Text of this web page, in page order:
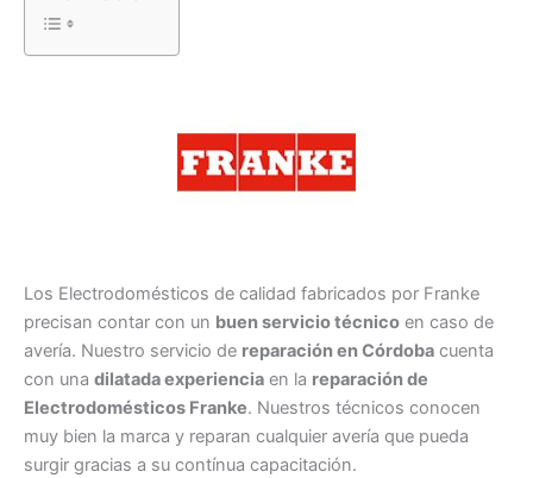
Los Electrodomésticos de calidad fabricados por Franke
precisan contar con un buen servicio técnico en caso de
avería. Nuestro servicio de reparación en Córdoba cuenta
con una dilatada experiencia en la reparación de
Electrodomésticos Franke. Nuestros técnicos conocen
muy bien la marca y reparan cualquier avería que pueda
surgir gracias a su contínua capacitación.